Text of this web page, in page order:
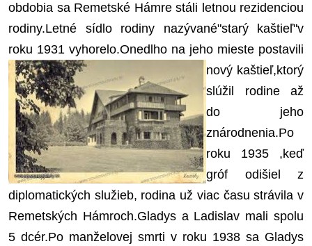
obdobia sa Remetské Hámre stáli letnou rezidenciou
rodiny.Letné sídlo rodiny nazývané"starý kaštieľ"v
roku 1931 vyhorelo.Onedlho na jeho mieste postavili
nový kaštieľ,ktorý
slúžil rodine až
do jeho
znárodnenia.Po
roku 1935 ,keď
gróf odišiel z
diplomatických služieb, rodina už viac času strávila v
Remetských Hámroch.Gladys a Ladislav mali spolu
5 dcér.Po manželovej smrti v roku 1938 sa Gladys